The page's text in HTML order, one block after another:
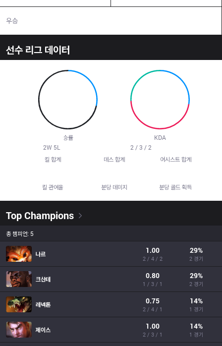
우승
선수 리그 데이터
%
2W 5L
승률
2 / 3 / 2
KDA
13
킬 합계
킬 관여율
데스 합계
분당 데미지
어시스트 합계
분당 골드 획득
Top Champions
총 챔피언: 5
나르 1.00
2 / 4 / 2
29%
2 경기
크산테 0.80
1 / 3 / 1
29%
2 경기
레넥톤 0.75
2 / 4 / 1
14%
1 경기
제이스 1.00
2 / 3 / 1
14%
1 경기